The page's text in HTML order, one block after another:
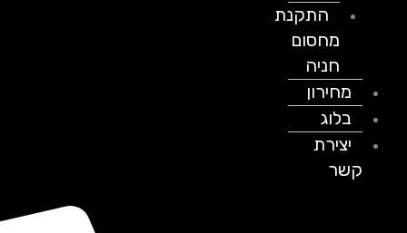
התקנת
מחסום
חניה
מחירון
בלוג
יצירת
קשר